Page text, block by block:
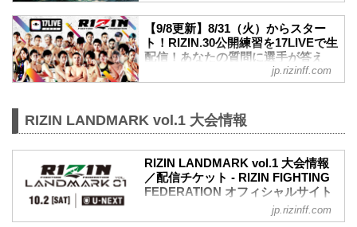
SUPER ARENA | Trailer
youtu.be
大会概要
Yogibo presents RIZIN.30
2021年9月19日（日）12:30開場 / 14:00開
始
20:00頃
※試合内容、イベント進行によって終了
予定時間が前後することがありますので
会場
【9/8更新】8/31（火）からスター
ト！RIZIN.30公開練習を17LIVEで生
配信！あなたの質問に選手が答え
る？！ - RIZIN FIGHTING
FEDERATION オフィシャルサイト
Yogibo presents RIZIN.30出場選手たちの
公開練習を、17LIVEで生配信することが
決定！
公開練習の様子はRIZIN FF イチナナ公式
アカウントから生配信され、選手への質
疑応答も行われる予定だ！選手へ質疑の
際に、ライブ配信中に寄せられたコメン
jp.rizinff.com
RIZIN LANDMARK vol.1 大会情報
RIZIN LANDMARK vol.1 大会情報
／配信チケット - RIZIN FIGHTING
FEDERATION オフィシャルサイト
jp.rizinff.com